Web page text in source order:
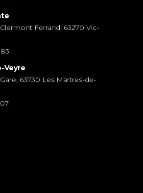
Ferrand, 63270 Vic-
Veyre
63730 Les Martres-de-